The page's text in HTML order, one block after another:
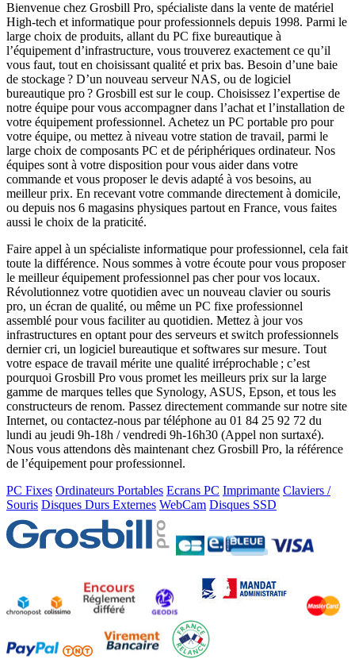
Bienvenue chez Grosbill Pro, spécialiste dans la vente de matériel
High-tech et informatique pour professionnels depuis 1998. Parmi le
large choix de produits, allant du PC fixe bureautique à
l’équipement d’infrastructure, vous trouverez exactement ce qu’il
vous faut, tout en choisissant qualité et prix bas. Besoin d’une baie
de stockage ? D’un nouveau serveur NAS, ou de logiciel
bureautique pro ? Grosbill est sur le coup. Choisissez l’expertise de
notre équipe pour vous accompagner dans l’achat et l’installation de
votre équipement professionnel. Achetez un PC portable pro pour
votre équipe, ou mettez à niveau votre station de travail, parmi le
large choix de composants PC et de périphériques ordinateur. Nos
équipes sont à votre disposition pour vous aider dans votre
commande et vous proposer le devis adapté à vos besoins, au
meilleur prix. En recevant votre commande directement à domicile,
ou depuis nos 6 magasins physiques partout en France, vous faites
aussi le choix de la praticité.
Faire appel à un spécialiste informatique pour professionnel, cela fait
toute la différence. Nous sommes à votre écoute pour vous proposer
le meilleur équipement professionnel pas cher pour vos locaux.
Révolutionnez votre quotidien avec un nouveau clavier ou souris
pro, un écran de qualité, ou même un PC fixe professionnel
assemblé pour vous faciliter au quotidien. Mettez à jour vos
infrastructures en optant pour des serveurs et switch professionnels
dernier cri, un logiciel bureautique et softwares sur mesure. Tout
votre espace de travail mérite une qualité irréprochable ; c’est
pourquoi Grosbill Pro vous promet les meilleurs prix sur la large
gamme de marques telles que Synology, ASUS, Epson, et tous les
constructeurs de renom. Passez directement commande sur notre site
Internet, ou contactez-nous par téléphone au 01 84 25 92 72 du
lundi au jeudi 9h-18h / vendredi 9h-16h30 (Appel non surtaxé).
Nous vous attendons dès maintenant chez Grosbill Pro, la référence
de l’équipement pour professionnel.
PC Fixes Ordinateurs Portables Ecrans PC Imprimante Claviers /
Souris Disques Durs Externes WebCam Disques SSD